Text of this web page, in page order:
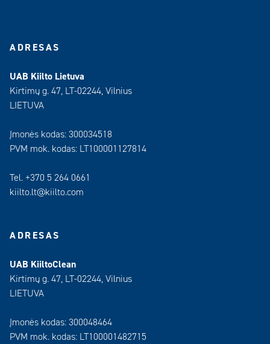
ADRESAS
UAB Kiilto Lietuva
Kirtimų g. 47, LT-02244, Vilnius
LIETUVA
Įmonės kodas: 300034518
PVM mok. kodas: LT100001127814
Tel. +370 5 264 0661
kiilto.lt@kiilto.com
ADRESAS
UAB KiiltoClean
Kirtimų g. 47, LT-02244, Vilnius
LIETUVA
Įmonės kodas: 300048464
PVM mok. kodas: LT100001482715